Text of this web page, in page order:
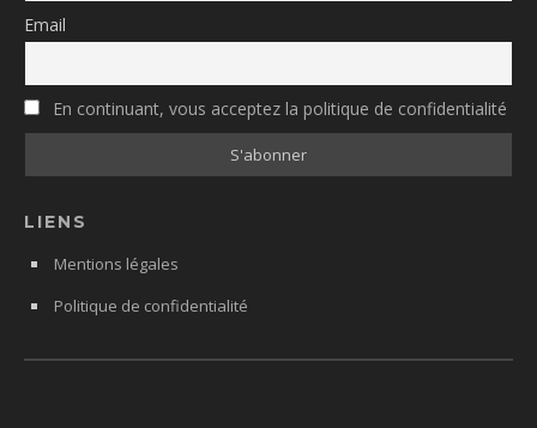
Email
En continuant, vous acceptez la politique de confidentialité
LIENS
Mentions légales
Politique de confidentialité